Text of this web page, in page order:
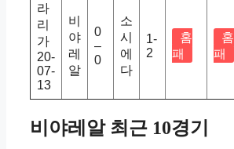
라
리
가
20-
07-
13
비
야
레
알
0
–
0
소
시
에
다
1-
2
홈
패
홈
패
비야레알 최근 10경기